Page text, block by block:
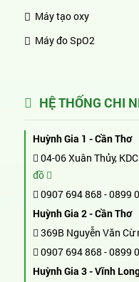
Máy tạo oxy
Máy đo SpO2
HỆ THỐNG CHI
Huỳnh Gia 1 - Cần Thơ
04-06 Xuân Thủy,
đồ
0907 694 868 -0899
Huỳnh Gia 2 - Cần Thơ
369B Nguyễn Văn Cừ
0907 694 868 -0899
Huỳnh Gia 3 - Vĩnh